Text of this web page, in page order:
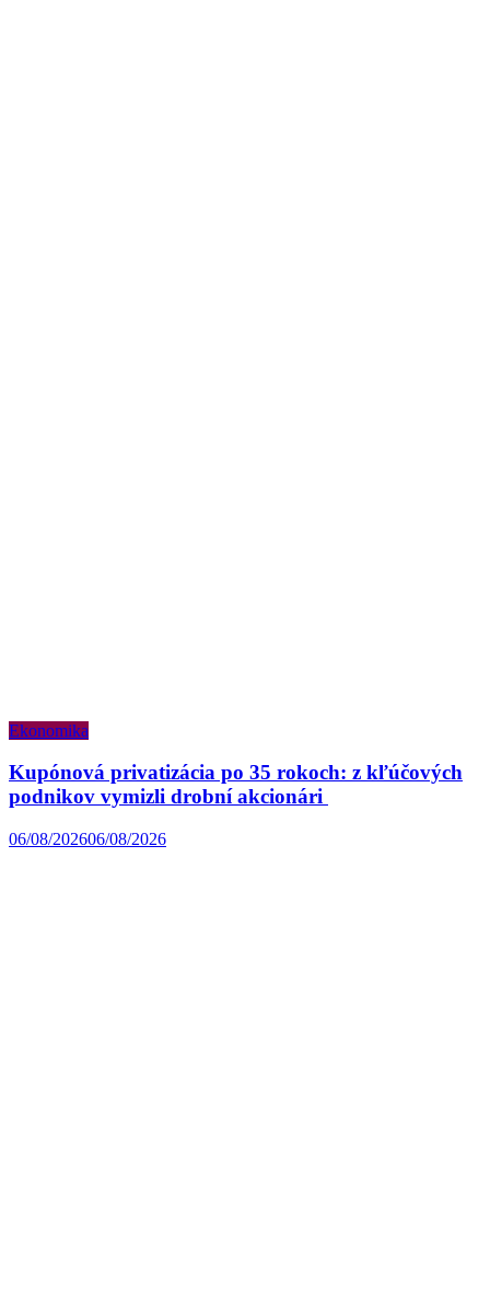
Ekonomika
Kupónová privatizácia po 35 rokoch: z kľúčových
podnikov vymizli drobní akcionári
06/08/202606/08/2026